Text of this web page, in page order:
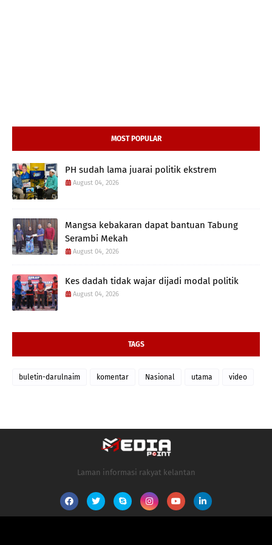
MOST POPULAR
PH sudah lama juarai politik ekstrem
August 04, 2026
Mangsa kebakaran dapat bantuan Tabung
Serambi Mekah
August 04, 2026
Kes dadah tidak wajar dijadi modal politik
August 04, 2026
TAGS
buletin-darulnaim komentar Nasional utama video
Laman informasi rakyat kelantan